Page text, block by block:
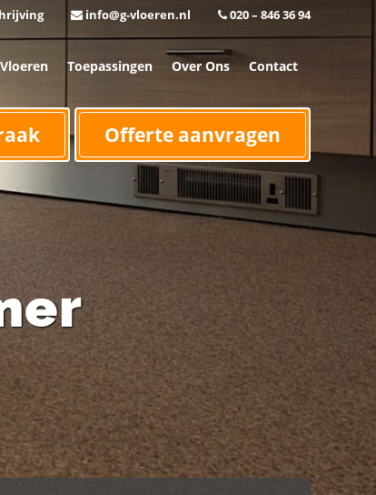
info@g-vloeren.nl 020 – 846 36 94
Toepassingen Over Ons Contact
Offerte aanvragen